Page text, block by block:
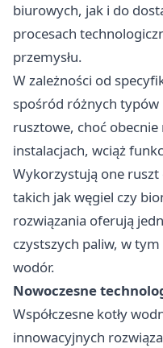
biurowych, jak i do
procesach
przemysłu.
W zależności od
spośród różnych typów
rusztowe, choć
instalacjach, wciąż
Wykorzystują one ruszt
takich jak węgiel czy
rozwiązania oferują
czystszych paliw, w
wodór.
Nowoczesne
Współczesne kotły
innowacyjnych